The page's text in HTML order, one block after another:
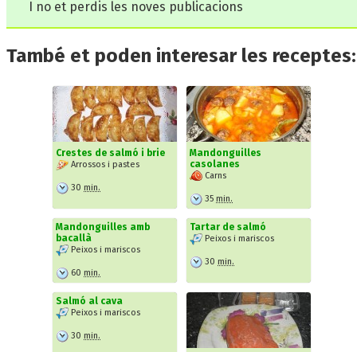
I no et perdis les noves publicacions
També et poden interesar les receptes:
Crestes de salmó i brie
Arrossos i pastes
30 min.
Mandonguilles
casolanes
Carns
35 min.
Mandonguilles amb
bacallà
Peixos i mariscos
60 min.
Tartar de salmó
Peixos i mariscos
30 min.
Salmó al cava
Peixos i mariscos
30 min.